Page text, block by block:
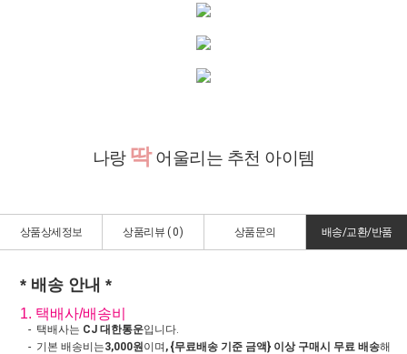
나랑 딱어울리는 추천 아이템
상품상세정보 상품리뷰 (0) 상품문의 배송/교환/반품
* 배송 안내 *
1. 택배사/배송비
- 택배사는 CJ 대한통운입니다.
- 기본 배송비는3,000원이며, {무료배송 기준 금액} 이상 구매시 무료 배송해